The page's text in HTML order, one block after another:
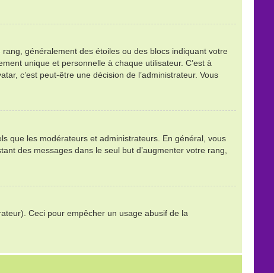
généralement des étoiles ou des blocs indiquant votre
unique et personnelle à chaque utilisateur. C’est à
c’est peut-être une décision de l’administrateur. Vous
que les modérateurs et administrateurs. En général, vous
des messages dans le seul but d’augmenter votre rang,
Ceci pour empêcher un usage abusif de la